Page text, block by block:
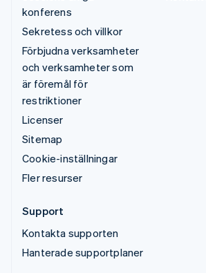
konferens
Sekretess och villkor
Förbjudna verksamheter
och verksamheter som
är föremål för
restriktioner
Licenser
Sitemap
Cookie-inställningar
Fler resurser
Support
Kontakta supporten
Hanterade supportplaner